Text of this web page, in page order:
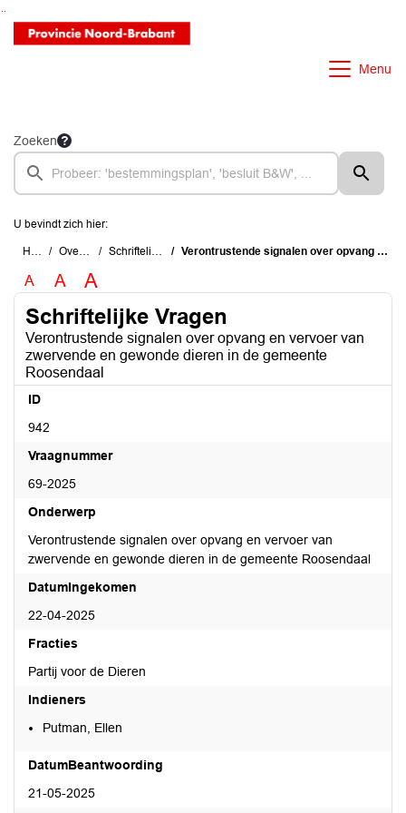
Ga naar de inhoud van deze pagina
Ga naar het zoeken
Ga naar het menu
Menu
Zoeken
U bevindt zich hier:
Home Overzichten Schriftelijke Vragen Verontrustende signalen over opvang en vervoer van zwervende en gewonde dieren in de gemeente Roosendaal
A A A
Schriftelijke Vragen
Verontrustende signalen over opvang en vervoer van
zwervende en gewonde dieren in de gemeente
Roosendaal
ID
942
Vraagnummer
69-2025
Onderwerp
Verontrustende signalen over opvang en vervoer van
zwervende en gewonde dieren in de gemeente Roosendaal
DatumIngekomen
22-04-2025
Fracties
Partij voor de Dieren
Indieners
Putman, Ellen
DatumBeantwoording
21-05-2025